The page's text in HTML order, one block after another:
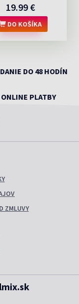
19.99 €
DO KOŠÍKA
DO 48 HODÍN
ONLINE PLATBY
ZMLUVY